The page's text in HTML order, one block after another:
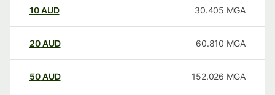
10AUD 30.405 MGA
20AUD 60.810 MGA
50AUD 152.026 MGA